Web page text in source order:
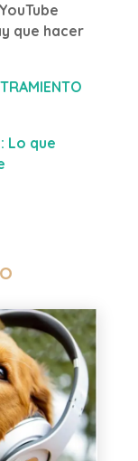
que hacer
Lo que